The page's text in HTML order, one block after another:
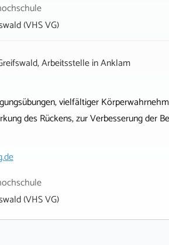
(VHS VG)
ArbeitsstelleinAnklam
vielfältiger
des Rückens, zur Verbesserung der
(VHS VG)